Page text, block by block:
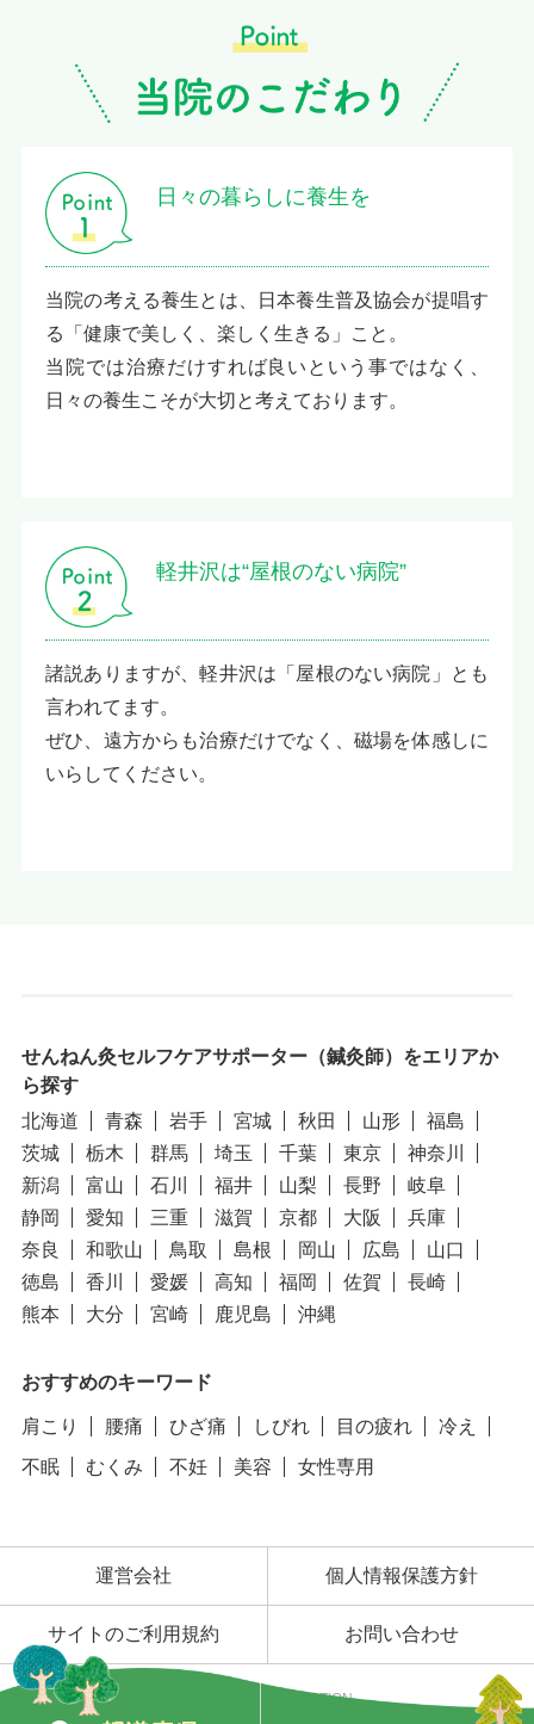
日々の暮らしに養生を
当院の考える養生とは、日本養生普及協会が提唱す
る「健康で美しく、楽しく生きる」こと。
当院では治療だけすれば良いという事ではなく、
日々の養生こそが大切と考えております。
軽井沢は“屋根のない病院”
諸説ありますが、軽井沢は「屋根のない病院」とも
言われてます。
ぜひ、遠方からも治療だけでなく、磁場を体感しに
いらしてください。
せんねん灸セルフケアサポーター（鍼灸師）をエリアか
ら探す
北海道
青森 岩手 宮城 秋田 山形
福島
茨城
栃木 群馬 埼玉 千葉 東京
神奈川
新潟
富山 石川 福井 山梨 長野
岐阜
静岡
愛知 三重 滋賀 京都 大阪
兵庫
奈良
和歌山 鳥取 島根 岡山 広島
山口
徳島
香川 愛媛 高知 福岡 佐賀
長崎
熊本
大分 宮崎 鹿児島 沖縄
おすすめのキーワード
肩こり 腰痛 ひざ痛 しびれ 目の疲れ
冷え
不眠
むくみ 不妊 美容 女性専用
運営会社 個人情報保護方針
サイトのご利用規約 お問い合わせ
©SENEFA CORPORATION.